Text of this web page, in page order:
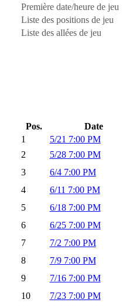
Première date/heure de jeu
Liste des positions de jeu
Liste des allées de jeu
Pos. Date
1
5/21 7:00 PM
2
5/28 7:00 PM
3
6/4 7:00 PM
4
6/11 7:00 PM
5
6/18 7:00 PM
6
6/25 7:00 PM
7
7/2 7:00 PM
8
7/9 7:00 PM
9
7/16 7:00 PM
10
7/23 7:00 PM